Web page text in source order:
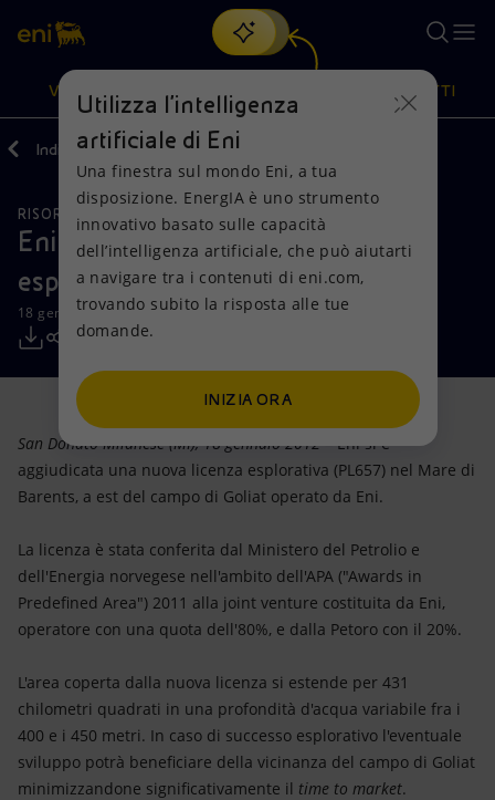
Cerca
scopri EnergIA, la nostra nuova soluzione di intelligenza
artificiale.
VISIONE
Visione
Mission e valori
Persone e Partnership
Net Zero
Modello satellitare
Energia accessibile
Innovazione
Scenari energetici
Azioni
Diversificazione energetica
Tecnologie per la transizione
Collaborazioni per l'innovazione
Attività nel mondo
PRODOTTI
Prodotti
Casa
Imprese
Mobilità
Indietro Media Comunicati Stampa
RISORSE NATURALI
Eni si aggiudica nuova licenza
esplorativa nel Mare di Barents
18 gennaio 2012 - 15:20 CET
San Donato Milanese (MI), 18 gennaio 2012– Eni si è
aggiudicata una nuova licenza esplorativa (PL657) nel Mare di
Barents, a est del campo di Goliat operato da Eni.
La licenza è stata conferita dal Ministero del Petrolio e
dell'Energia norvegese nell'ambito dell'APA ("Awards in
Predefined Area") 2011 alla joint venture costituita da Eni,
operatore con una quota dell'80%, e dalla Petoro con il 20%.
L'area coperta dalla nuova licenza si estende per 431
chilometri quadrati in una profondità d'acqua variabile fra i
400 e i 450 metri. In caso di successo esplorativo l'eventuale
sviluppo potrà beneficiare della vicinanza del campo di Goliat
minimizzandone significativamente il time to market.
Utilizza l'intelligenza
artificiale di Eni
Una finestra sul mondo Eni, a tua
disposizione. EnergIA è uno strumento
innovativo basato sulle capacità
dell’intelligenza artificiale, che può aiutarti
a navigare tra i contenuti di eni.com,
trovando subito la risposta alle tue
domande.
INIZIA ORA